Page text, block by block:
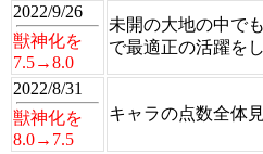
2022/9/26
獣神化を
7.5→8.0
未開の大地の中で
で最適正の活躍を
2022/8/31
獣神化を
8.0→7.5
キャラの点数全体